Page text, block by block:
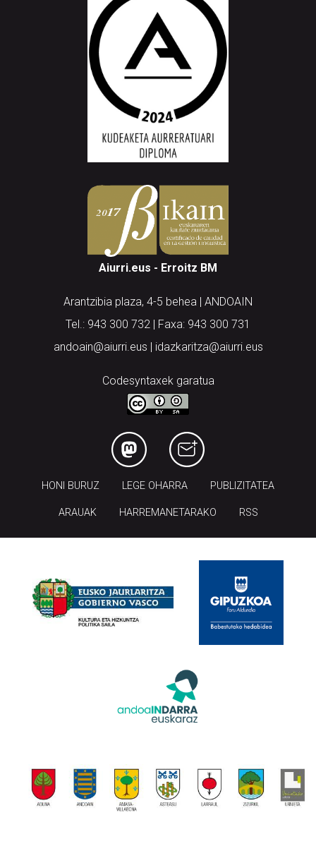
Aiurri.eus - Erroitz BM
Arantzibia plaza, 4-5 behea | ANDOAIN
Tel.: 943 300 732 | Faxa: 943 300 731
andoain@aiurri.eus | idazkaritza@aiurri.eus
Codesyntaxek garatua
HONI BURUZ LEGE OHARRA PUBLIZITATEA
ARAUAK HARREMANETARAKO RSS